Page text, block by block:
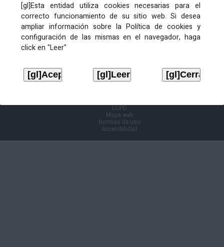
[gl]Esta entidad utiliza cookies necesarias para el
correcto funcionamiento de su sitio web. Si desea
ampliar información sobre la Política de cookies y
configuración de las mismas en el navegador, haga
click en "Leer"
LOPD
Mapa web
Normas de uso
Accesibilidad